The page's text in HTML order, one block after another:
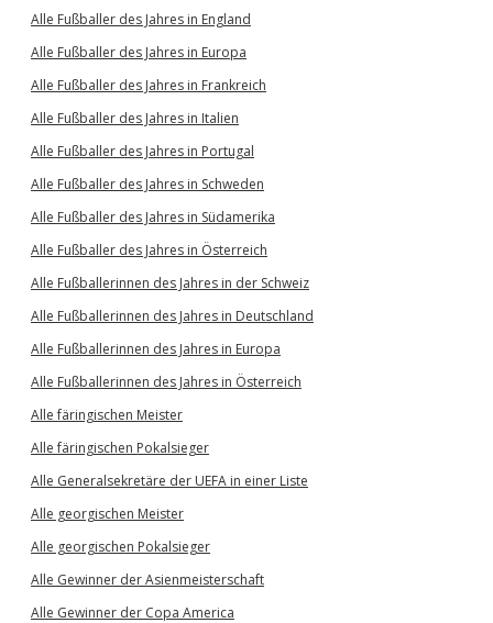
Alle Fußballer des Jahres in England
Alle Fußballer des Jahres in Europa
Alle Fußballer des Jahres in Frankreich
Alle Fußballer des Jahres in Italien
Alle Fußballer des Jahres in Portugal
Alle Fußballer des Jahres in Schweden
Alle Fußballer des Jahres in Südamerika
Alle Fußballer des Jahres in Österreich
Alle Fußballerinnen des Jahres in der Schweiz
Alle Fußballerinnen des Jahres in Deutschland
Alle Fußballerinnen des Jahres in Europa
Alle Fußballerinnen des Jahres in Österreich
Alle färingischen Meister
Alle färingischen Pokalsieger
Alle Generalsekretäre der UEFA in einer Liste
Alle georgischen Meister
Alle georgischen Pokalsieger
Alle Gewinner der Asienmeisterschaft
Alle Gewinner der Copa America